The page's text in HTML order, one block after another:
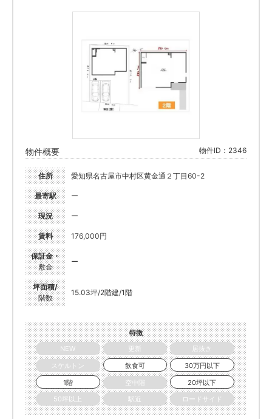
物件概要 物件ID：2346
住所 愛知県名古屋市中村区黄金通２丁目60-2
最寄駅 ー
現況 ー
賃料 176,000円
保証金・
敷金
ー
坪面積/
階数
15.03坪/2階建/1階
特徴
NEW
更新
居抜き
スケルトン
飲食可
30万円以下
1階
空中階
20坪以下
50坪以上
駅近 ロードサイド